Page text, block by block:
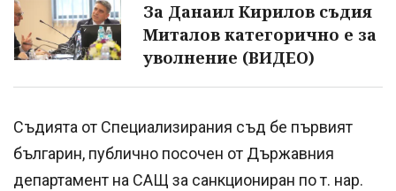
За Данаил Кирилов съдия
Миталов категорично е за
уволнение (ВИДЕО)
Съдията от Специализирания съд бе първият
българин, публично посочен от Държавния
департамент на САЩ за санкциониран по т. нар.